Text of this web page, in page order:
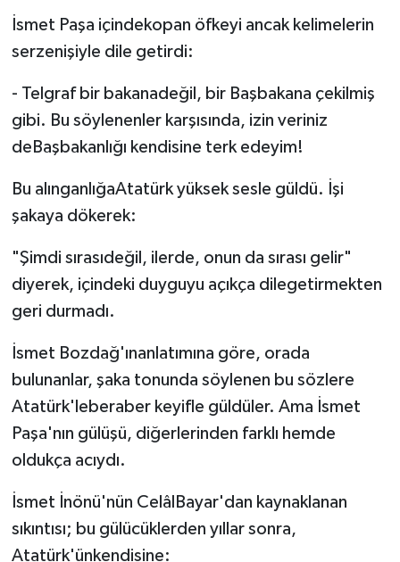
İsmet Paşa içindekopan öfkeyi ancak kelimelerin
serzenişiyle dile getirdi:
- Telgraf bir bakanadeğil, bir Başbakana çekilmiş
gibi. Bu söylenenler karşısında, izin veriniz
deBaşbakanlığı kendisine terk edeyim!
Bu alınganlığaAtatürk yüksek sesle güldü. İşi
şakaya dökerek:
"Şimdi sırasıdeğil, ilerde, onun da sırası gelir"
diyerek, içindeki duyguyu açıkça dilegetirmekten
geri durmadı.
İsmet Bozdağ'ınanlatımına göre, orada
bulunanlar, şaka tonunda söylenen bu sözlere
Atatürk'leberaber keyifle güldüler. Ama İsmet
Paşa'nın gülüşü, diğerlerinden farklı hemde
oldukça acıydı.
İsmet İnönü'nün CelâlBayar'dan kaynaklanan
sıkıntısı; bu gülücüklerden yıllar sonra,
Atatürk'ünkendisine: